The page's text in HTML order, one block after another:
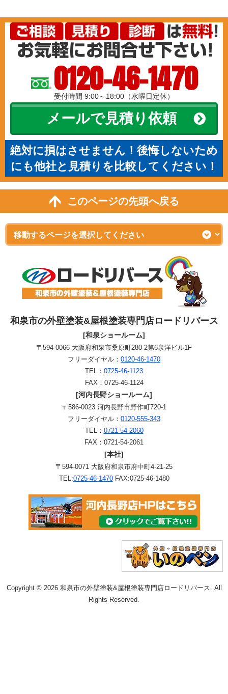
0120-46-1470
受付時間 9:00～18:00（水曜日定休）
メールで見積り依頼
絶対に損はさせません！後悔しないため
にも他社と見積りを比較してください！
このページの先頭へ戻る
和泉市の外壁塗装&屋根塗装専門店ロードリバース
[和泉ショールーム]
〒594-0066 大阪府和泉市桑原町280-2第6泉洋ビル1F
フリーダイヤル： 0120-46-1470
TEL： 0725-46-1123
FAX：0725-46-1124
[河内長野ショールーム]
〒586-0023 河内長野市野作町720-1
フリーダイヤル： 0120-555-343
TEL： 0721-54-2060
FAX：0721-54-2061
[本社]
〒594-0071 大阪府和泉市府中町4-21-25
TEL:0725-46-1470FAX:0725-46-1480
Copyright © 2026 和泉市の外壁塗装&屋根塗装専門店ロードリバース. All
Rights Reserved.